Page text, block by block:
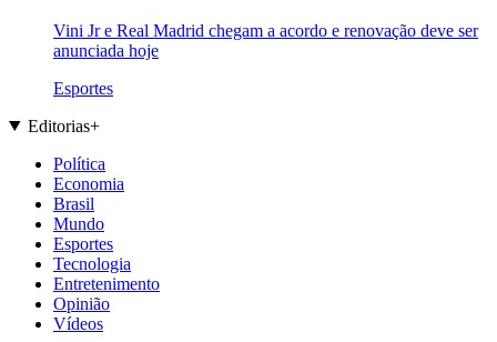
Vini Jr e Real Madrid chegam a acordo e renovação deve ser
anunciada hoje
Esportes
Editorias+
Política
Economia
Brasil
Mundo
Esportes
Tecnologia
Entretenimento
Opinião
Vídeos